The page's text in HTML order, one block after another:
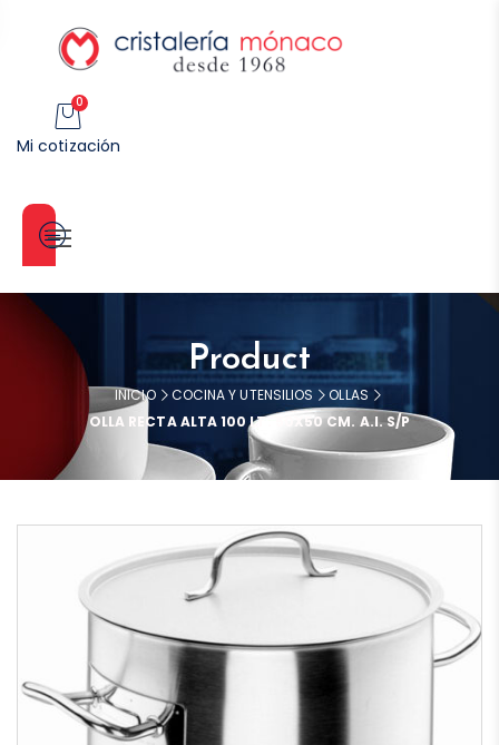
0
Mi cotización
Categorías
Product
INICIO COCINA Y UTENSILIOS
OLLAS
OLLA RECTA ALTA 100 LT. 50X50 CM. A.I. S/P